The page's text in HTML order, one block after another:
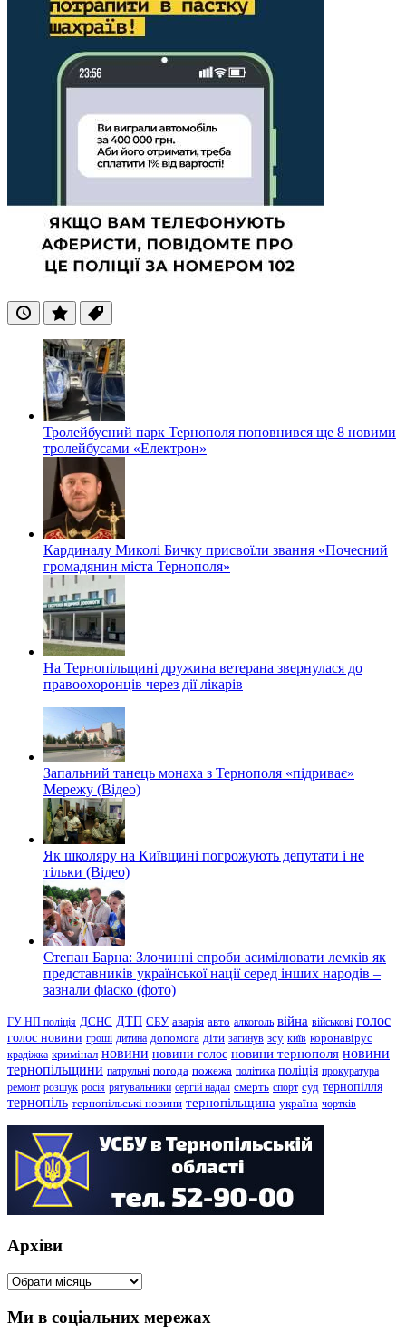
ОстанніПопулярні
Теги
Тролейбусний парк Тернополя поповнився ще 8 новими
тролейбусами «Електрон»
Кардиналу Миколі Бичку присвоїли звання «Почесний
громадянин міста Тернополя»
На Тернопільщині дружина ветерана звернулася до
правоохоронців через дії лікарів
Запальний танець монаха з Тернополя «підриває»
Мережу (Відео)
Як школяру на Київщині погрожують депутати і не
тільки (Відео)
Степан Барна: Злочинні спроби асимілювати лемків як
представників української нації серед інших народів –
зазнали фіаско (фото)
ГУ НП поліція ДСНС ДТП СБУ аварія авто алкоголь війна військові голос
голос новини гроші дитина допомога діти загинув зсу київ коронавірус
крадіжка кримінал новини новини голос новини тернополя новини
тернопільщини патрульні погода пожежа політика поліція прокуратура
ремонт розшук росія рятувальники сергій надал смерть спорт суд тернопілля
тернопіль тернопільські новини тернопільщина україна чортків
Архіви
Архіви
Ми в соціальних мережах